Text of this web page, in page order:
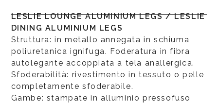
LESLIE LOUNGE ALUMINIUM LEGS / LESLIE
DINING ALUMINIUM LEGS
Struttura: in metallo annegata in schiuma
poliuretanica ignifuga. Foderatura in fibra
autolegante accoppiata a tela anallergica.
Sfoderabilità: rivestimento in tessuto o pelle
completamente sfoderabile.
Gambe: stampate in alluminio pressofuso